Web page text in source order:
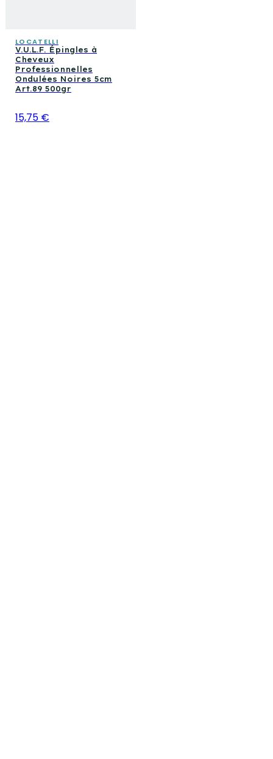
LOCATELLI
V.U.L.F. Épingles à
Cheveux
Professionnelles
Ondulées Noires 5cm
Art.89 500gr
15,75 €